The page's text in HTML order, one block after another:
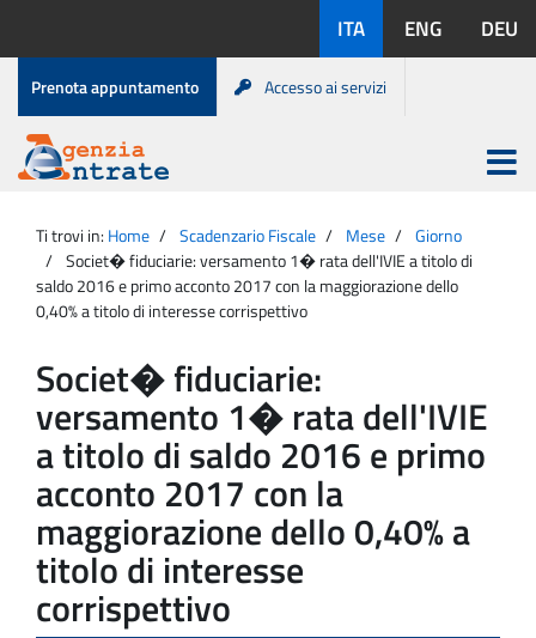
contenuto
disponibili:
ITA ENG DEU
Menu
di
servizio
Prenota appuntamento Accesso ai servizi
Agenzia
Entrate
Apri
menu
principale
Ti trovi in: Home Scadenzario Fiscale Mese
Giorno
Societ� fiduciarie: versamento 1� rata dell'IVIE a titolo di
saldo 2016 e primo acconto 2017 con la maggiorazione dello
0,40% a titolo di interesse corrispettivo
Societ� fiduciarie:
versamento 1� rata dell'IVIE
a titolo di saldo 2016 e primo
acconto 2017 con la
maggiorazione dello 0,40% a
titolo di interesse
corrispettivo